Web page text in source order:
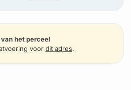
het perceel
voor dit adres.